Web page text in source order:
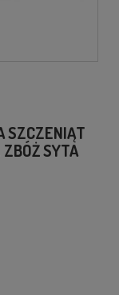
SZCZENIĄT
SYTA